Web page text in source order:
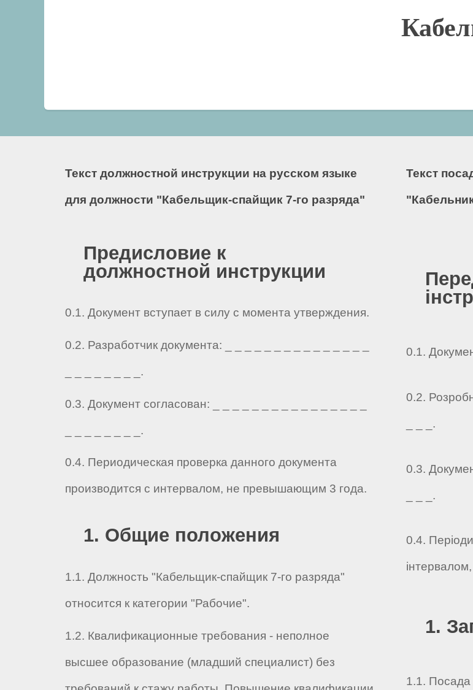
Текст должностной инструкции на русском языке
для должности "Кабельщик-спайщик 7-го разряда"
Предисловие к
должностной инструкции
0.1. Документ вступает в силу с момента утверждения.
0.2. Разработчик документа: _ _ _ _ _ _ _ _ _ _ _ _ _ _ _
_ _ _ _ _ _ _ _.
0.3. Документ согласован: _ _ _ _ _ _ _ _ _ _ _ _ _ _ _ _
_ _ _ _ _ _ _ _.
0.4. Периодическая проверка данного документа
производится с интервалом, не превышающим 3 года.
1. Общие положения
1.1. Должность "Кабельщик-спайщик 7-го разряда"
относится к категории "Рабочие".
1.2. Квалификационные требования - неполное
высшее образование (младший специалист) без
Текст
0.1.
0.2.
_ _ _.
0.3.
_ _ _.
0.4.
1.
1.1. Посада